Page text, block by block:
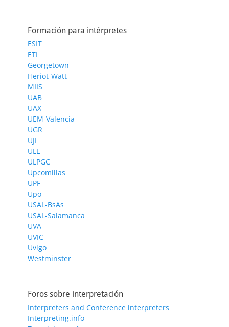
Formación para intérpretes
ESIT
ETI
Georgetown
Heriot-Watt
MIIS
UAB
UAX
UEM-Valencia
UGR
UJI
ULL
ULPGC
Upcomillas
UPF
Upo
USAL-BsAs
USAL-Salamanca
UVA
UVIC
Uvigo
Westminster
Foros sobre interpretación
Interpreters and Conference interpreters
Interpreting.info